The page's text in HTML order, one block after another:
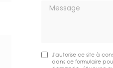
Message
J'autorise ce site à
dans ce formulaire